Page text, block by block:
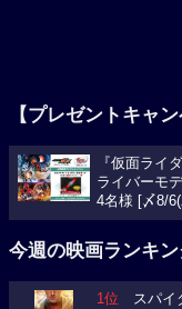
【プレゼントキャ
『仮面ライ
ライバーモ
4名様 [〆8/6(
今週の映画ランキ
1位 スパイ